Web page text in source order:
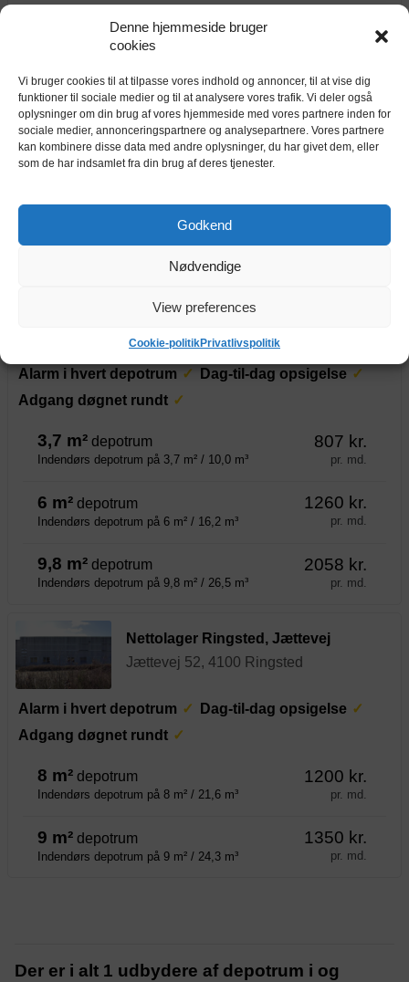
Denne hjemmeside bruger
cookies
Vi bruger cookies til at tilpasse vores indhold og annoncer, til at vise dig
funktioner til sociale medier og til at analysere vores trafik. Vi deler også
oplysninger om din brug af vores hjemmeside med vores partnere inden for
sociale medier, annonceringspartnere og analysepartnere. Vores partnere
kan kombinere disse data med andre oplysninger, du har givet dem, eller
som de har indsamlet fra din brug af deres tjenester.
Godkend
Nødvendige
View preferences
Cookie-politikPrivatlivspolitik
depotrum
Indendørs depotrum på 7,9 m² / 21,3 m³
Nettolager Ringsted, Benløse Skel
Benløse Skel 20, 4100 Ringsted
Alarm i hvert depotrum
Dag-til-dag opsigelse
Indendørs depotrum på 5,2 m² / 14,0 m³ pr. md.
Nettolager Greve
Alarm i hvert depotrum
Dag-til-dag opsigelse
Adgang døgnet rundt
3,7 m² depotrum
Indendørs depotrum på 3,7 m² / 10,0 m³
807 kr.
pr. md.
6 m² depotrum
Indendørs depotrum på 6 m² / 16,2 m³
1260 kr.
pr. md.
9,8 m² depotrum
Indendørs depotrum på 9,8 m² / 26,5 m³
2058 kr.
pr. md.
Nettolager Ringsted, Jættevej
Jættevej 52, 4100 Ringsted
Alarm i hvert depotrum
Dag-til-dag opsigelse
Adgang døgnet rundt
8 m² depotrum
Indendørs depotrum på 8 m² / 21,6 m³
1200 kr.
pr. md.
9 m² depotrum
Indendørs depotrum på 9 m² / 24,3 m³
1350 kr.
pr. md.
Der er i alt 1 udbydere af depotrum i og